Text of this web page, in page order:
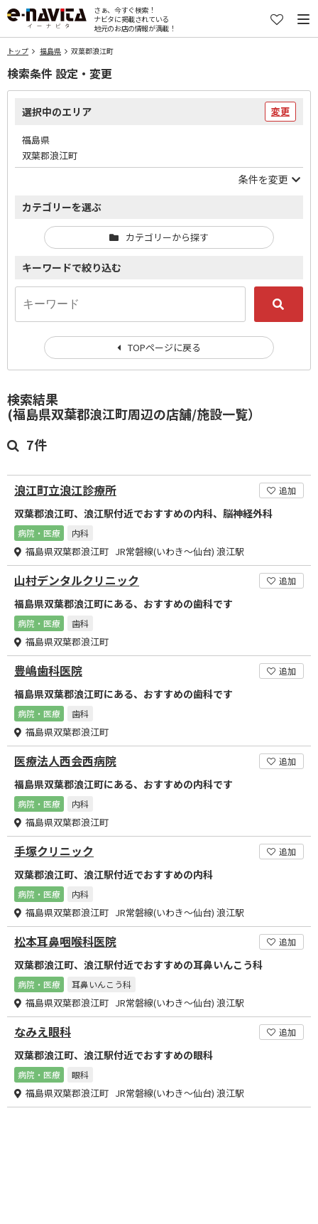
さぁ、今すぐ検索！
ナビタに掲載されている
地元のお店の情報が満載！
トップ 福島県 双葉郡浪江町
検索結果
(福島県双葉郡浪江町周辺の店舗/施設一覧）
7件
浪江町立浪江診療所 追加
双葉郡浪江町、浪江駅付近でおすすめの内科、脳神経外科
病院・医療 内科
福島県双葉郡浪江町 JR常磐線(いわき～仙台) 浪江駅
山村デンタルクリニック 追加
福島県双葉郡浪江町にある、おすすめの歯科です
病院・医療 歯科
福島県双葉郡浪江町
豊嶋歯科医院 追加
福島県双葉郡浪江町にある、おすすめの歯科です
病院・医療 歯科
福島県双葉郡浪江町
医療法人西会西病院 追加
福島県双葉郡浪江町にある、おすすめの内科です
病院・医療 内科
福島県双葉郡浪江町
手塚クリニック 追加
双葉郡浪江町、浪江駅付近でおすすめの内科
病院・医療 内科
福島県双葉郡浪江町 JR常磐線(いわき～仙台) 浪江駅
松本耳鼻咽喉科医院 追加
双葉郡浪江町、浪江駅付近でおすすめの耳鼻いんこう科
病院・医療 耳鼻いんこう科
福島県双葉郡浪江町 JR常磐線(いわき～仙台) 浪江駅
なみえ眼科 追加
双葉郡浪江町、浪江駅付近でおすすめの眼科
病院・医療 眼科
福島県双葉郡浪江町 JR常磐線(いわき～仙台) 浪江駅
検索条件 設定・変更
選択中のエリア 変更
福島県
双葉郡浪江町
条件を変更
カテゴリーを選ぶ
カテゴリーから探す
キーワードで絞り込む
TOPページに戻る